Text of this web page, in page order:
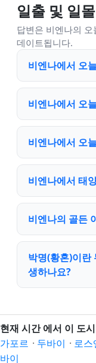
일출 및 일
답변은 비엔나의
데이트됩니다.
비엔나에서 오
비엔나에서 오
비엔나에서 오
비엔나에서 태
비엔나의 골든
박명(황혼)이란
생하나요?
현재 시간 에서 이 도
가포르 · 두바이 · 로스
바이